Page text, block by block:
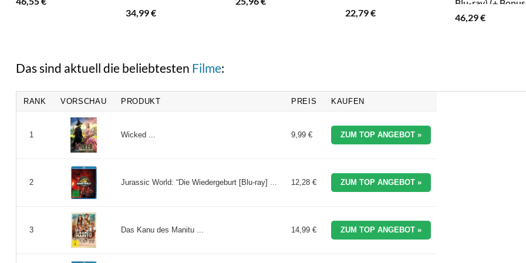
34,99€
22,79€
Blu-ray) (+
ray)
46,29€
Das sind aktuell die beliebtesten Filme:
RANK VORSCHAU PRODUKT PREIS KAUFEN
1 Wicked ... 9,99 € ZUM TOP ANGEBOT »
2 Jurassic World: “Die Wiedergeburt [Blu-ray] ... 12,28 € ZUM TOP ANGEBOT »
3 Das Kanu des Manitu ... 14,99 € ZUM TOP ANGEBOT »